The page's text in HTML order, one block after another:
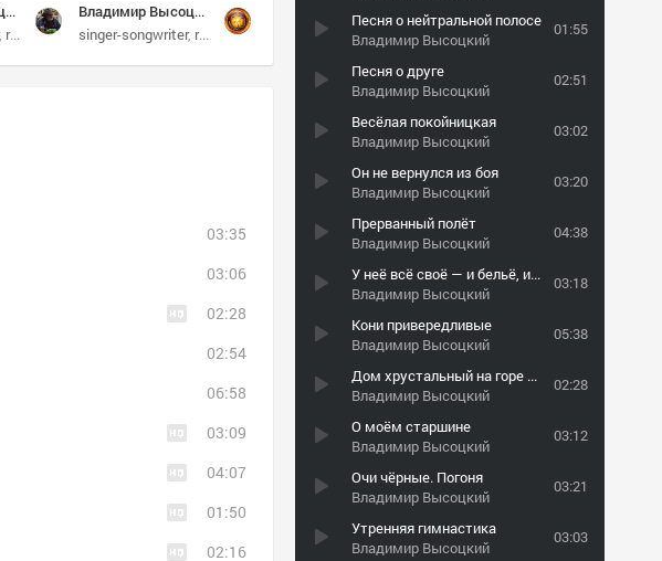
Песня о нейтральной полосе
Владимир Высоцкий
01:55
Песня о друге
Владимир Высоцкий
02:51
Весёлая покойницкая
Владимир Высоцкий
03:02
Он не вернулся из боя
Владимир Высоцкий
03:20
Прерванный полёт
Владимир Высоцкий
04:38
У неё всё своё — и бельё, и жильё…
Владимир Высоцкий
03:18
Кони привередливые
Владимир Высоцкий
05:38
Дом хрустальный на горе для неё
Владимир Высоцкий
02:28
О моём старшине
Владимир Высоцкий
03:12
Очи чёрные. Погоня
Владимир Высоцкий
03:21
Утренняя гимнастика
Владимир Высоцкий
03:03
Влвдимир Высоцкий-Я первый раз в Италии.1979.
russian bard bard
Владимир Высоцкий (избраное)
singer-songwriter russian bard
03:35
03:06
02:28
02:54
06:58
03:09
04:07
01:50
02:16